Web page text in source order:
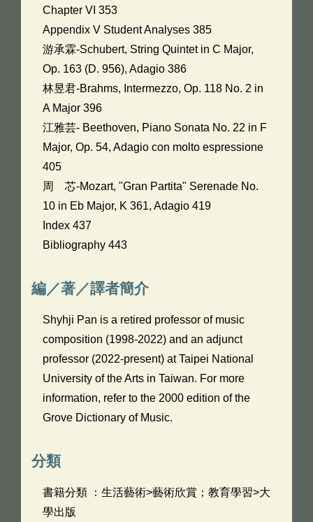
Chapter VI 353
Appendix V Student Analyses 385
游承霖-Schubert, String Quintet in C Major,
Op. 163 (D. 956), Adagio 386
林昱君-Brahms, Intermezzo, Op. 118 No. 2 in
A Major 396
江雅芸- Beethoven, Piano Sonata No. 22 in F
Major, Op. 54, Adagio con molto espressione
405
周 芯-Mozart, "Gran Partita" Serenade No.
10 in Eb Major, K 361, Adagio 419
Index 437
Bibliography 443
編／著／譯者簡介
Shyhji Pan is a retired professor of music
composition (1998-2022) and an adjunct
professor (2022-present) at Taipei National
University of the Arts in Taiwan. For more
information, refer to the 2000 edition of the
Grove Dictionary of Music.
分類
書籍分類 ：生活藝術>藝術欣賞；教育學習>大
學出版